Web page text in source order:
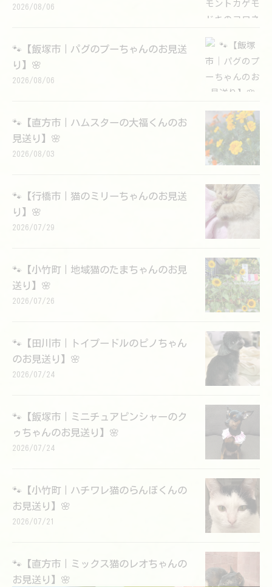
2026/08/06
🐾【飯塚市｜パグのプーちゃんのお見送
り】🌸
2026/08/06
🐾【直方市｜ハムスターの大福くんのお
見送り】🌸
2026/08/03
🐾【行橋市｜猫のミリーちゃんのお見送
り】🌸
2026/07/29
🐾【小竹町｜地域猫のたまちゃんのお見
送り】🌸
2026/07/26
🐾【田川市｜トイプードルのピノちゃん
のお見送り】🌸
2026/07/24
🐾【飯塚市｜ミニチュアピンシャーのク
ゥちゃんのお見送り】🌸
2026/07/24
🐾【小竹町｜ハチワレ猫のらんぼくんの
お見送り】🌸
2026/07/21
🐾【直方市｜ミックス猫のレオちゃんの
お見送り】🌸